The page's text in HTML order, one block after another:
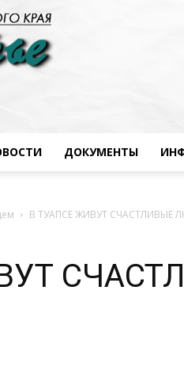
ДОКУМЕНТЫ
В ТУАПСЕ ЖИВУТ СЧАСТЛИВЫЕ